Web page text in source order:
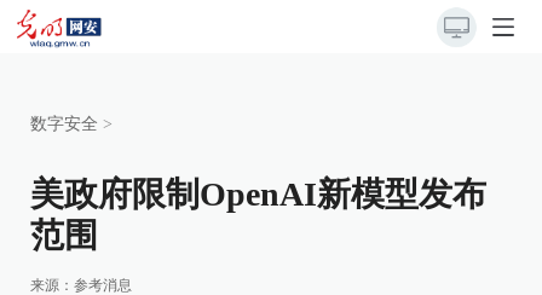
数字安全 >
美政府限制OpenAI新模型发布
范围
来源： 参考消息